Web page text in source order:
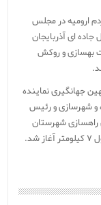
ارومیه در مجلس
ای آذربایجان
بهسازی و روکش
جهانگیری نماینده
و شهرسازی و رئیس
راهسازی شهرستان